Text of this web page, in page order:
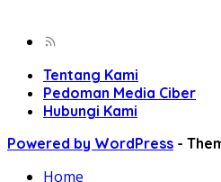
Tentang Kami
Pedoman Media Ciber
Hubungi Kami
Powered by WordPress -
Home